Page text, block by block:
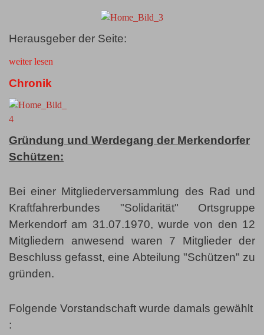
Herausgeber der Seite:
weiter lesen
Chronik
Gründung und Werdegang der Merkendorfer
Schützen:
Bei einer Mitgliederversammlung des Rad und
Kraftfahrerbundes "Solidarität" Ortsgruppe
Merkendorf am 31.07.1970, wurde von den 12
Mitgliedern anwesend waren 7 Mitglieder der
Beschluss gefasst, eine Abteilung "Schützen" zu
gründen.
Folgende Vorstandschaft wurde damals gewählt
: